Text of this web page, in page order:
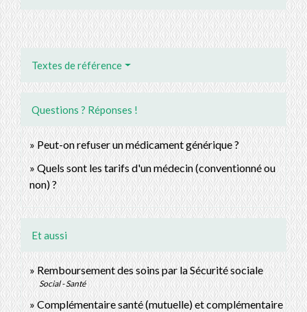
Textes de référence
Questions ? Réponses !
Peut-on refuser un médicament générique ?
Quels sont les tarifs d'un médecin (conventionné ou
non) ?
Et aussi
Remboursement des soins par la Sécurité sociale
Social - Santé
Complémentaire santé (mutuelle) et complémentaire